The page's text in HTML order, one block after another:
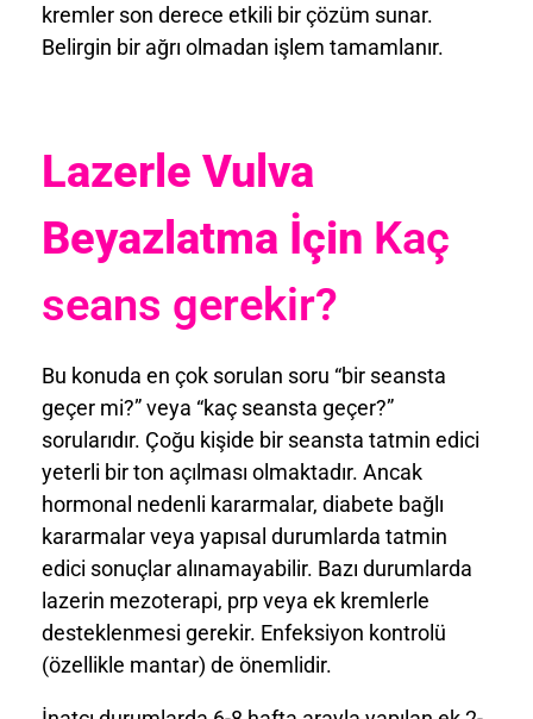
kremler son derece etkili bir çözüm sunar.
Belirgin bir ağrı olmadan işlem tamamlanır.
Lazerle Vulva
Beyazlatma İçin Kaç
seans gerekir?
Bu konuda en çok sorulan soru “bir seansta
geçer mi?” veya “kaç seansta geçer?”
sorularıdır. Çoğu kişide bir seansta tatmin edici
yeterli bir ton açılması olmaktadır. Ancak
hormonal nedenli kararmalar, diabete bağlı
kararmalar veya yapısal durumlarda tatmin
edici sonuçlar alınamayabilir. Bazı durumlarda
lazerin mezoterapi, prp veya ek kremlerle
desteklenmesi gerekir. Enfeksiyon kontrolü
(özellikle mantar) de önemlidir.